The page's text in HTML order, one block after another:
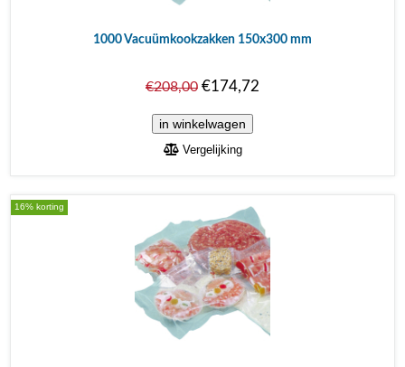
1000 Vacuümkookzakken 150x300 mm
€208,00 €174,72
Vergelijking
16% korting